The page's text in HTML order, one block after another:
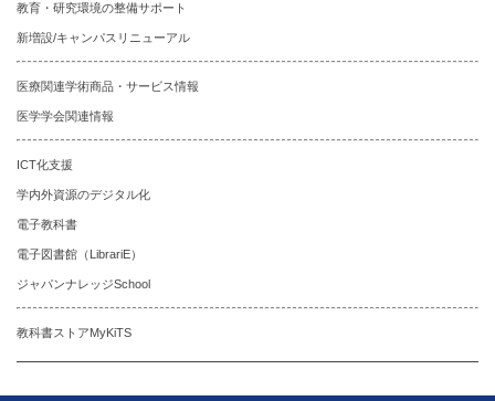
教育・研究環境の整備サポート
新増設/キャンパスリニューアル
医療関連学術商品・サービス情報
医学学会関連情報
ICT化支援
学内外資源のデジタル化
電子教科書
電子図書館（LibrariE）
ジャパンナレッジSchool
教科書ストアMyKiTS